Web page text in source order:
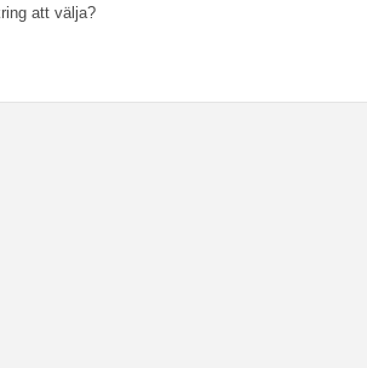
att välja?